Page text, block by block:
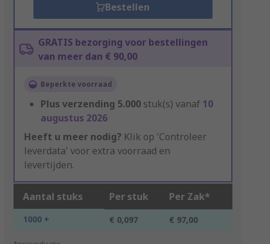
Bestellen
GRATIS bezorging voor bestellingen
van meer dan € 90,00
Beperkte voorraad
Plus verzending 5.000 stuk(s) vanaf 10
augustus 2026
Heeft u meer nodig? Klik op 'Controleer
leverdata' voor extra voorraad en
levertijden.
Aantal stuks Per stuk Per Zak*
1000 + € 0,097 € 97,00